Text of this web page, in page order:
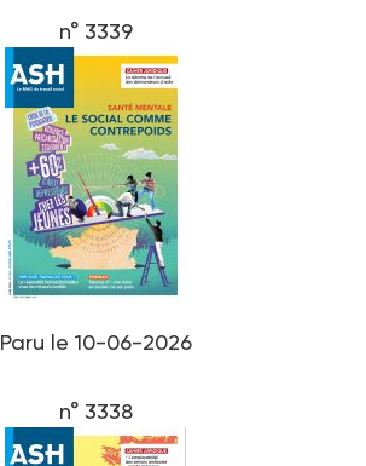
n° 3339
Paru le 10-06-2026
n° 3338